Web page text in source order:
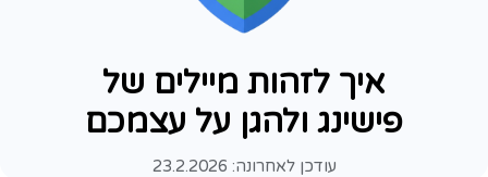
איך לזהות מיילים של
פישינג ולהגן על עצמכם
עודכן לאחרונה: 23.2.2026